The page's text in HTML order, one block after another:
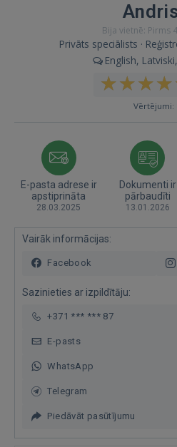
Bija vietnē: Pirms
Privāts speciālists ·
English,
Vērtējumi:
E-pasta adrese ir
apstiprināta
28.03.2025
Dokumenti ir
pārbaudīti
13.01.2026
Vairāk informācijas:
Facebook
Sazinieties ar izpildītāju:
+371 *** *** 87
E-pasts
WhatsApp
Telegram
Piedāvāt pasūtījumu